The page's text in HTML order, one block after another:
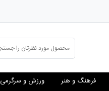
فرهنگ و هنر ورزش و سرگرمی